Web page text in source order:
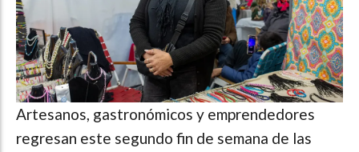
Artesanos, gastronómicos y emprendedores
regresan este segundo fin de semana de las